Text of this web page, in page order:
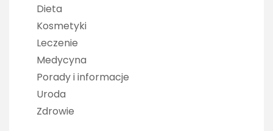
Dieta
Kosmetyki
Leczenie
Medycyna
Porady i informacje
Uroda
Zdrowie